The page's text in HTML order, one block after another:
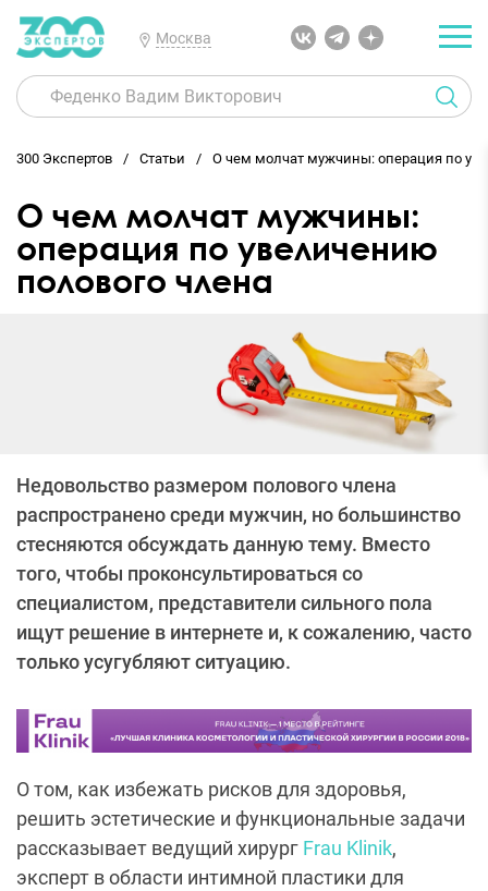
Москва
300 Экспертов Статьи О чем молчат мужчины: операция по
О чем молчат мужчины:
операция по увеличению
полового члена
Недовольство размером полового члена
распространено среди мужчин, но большинство
стесняются обсуждать данную тему. Вместо
того, чтобы проконсультироваться со
специалистом, представители сильного пола
ищут решение в интернете и, к сожалению, часто
только усугубляют ситуацию.
О том, как избежать рисков для здоровья,
решить эстетические и функциональные задачи
рассказывает ведущий хирург Frau Klinik,
эксперт в области интимной пластики для